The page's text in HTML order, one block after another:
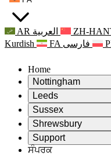
AR العربية ZH-
Kurdish
FA فارسی
Home
Nottingham
Review
ਸਮੀਖਿਆ ਦੇ ਚੇਅਰਮੈਨ
ਸੁਤੰਤਰ ਸਮੀਖਿਆ ਟੀਮ
ਸੰਦਰਭ ਦੀਆਂ ਸ਼ਰਤਾਂ
ਸੁਤੰਤਰ ਸਮੀਖਿਆ ਦੀ
ਅਕਸਰ ਪੁੱਛੇ ਜਾਣ ਵਾਲੇ
Leeds
Review
ਸਮੀਖਿਆ ਦੇ ਚੇਅਰਮੈਨ
ਸੁਤੰਤਰ ਸਮੀਖਿਆ ਟੀਮ
ਹਵਾਲੇ ਦੀਆਂ ਸ਼ਰਤਾਂ
ਸੰਪਰਕ
Sussex
Review
ਸਮੀਖਿਆ ਦੇ ਚੇਅਰਮੈਨ
ਸੁਤੰਤਰ ਸਮੀਖਿਆ ਟੀਮ
ਸੰਦਰਭ ਦੀਆਂ ਸ਼ਰਤਾਂ
Shrewsbury
Review
ਜਣੇਪਾ ਸਮੀਖਿਆ
Support
Leeds
ਸੰਪਰਕ